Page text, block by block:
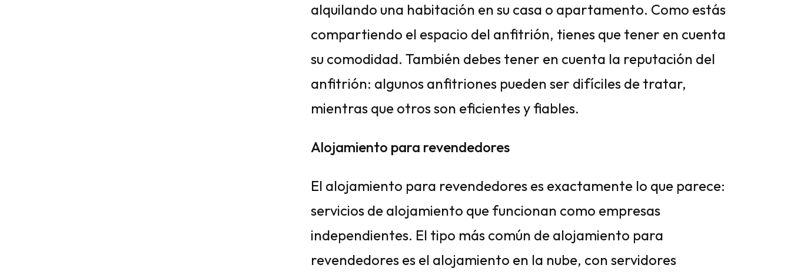
alquilando una habitación en su casa o apartamento. Como estás
compartiendo el espacio del anfitrión, tienes que tener en cuenta
su comodidad. También debes tener en cuenta la reputación del
anfitrión: algunos anfitriones pueden ser difíciles de tratar,
mientras que otros son eficientes y fiables.
Alojamiento para revendedores
El alojamiento para revendedores es exactamente lo que parece:
servicios de alojamiento que funcionan como empresas
independientes. El tipo más común de alojamiento para
revendedores es el alojamiento en la nube, con servidores